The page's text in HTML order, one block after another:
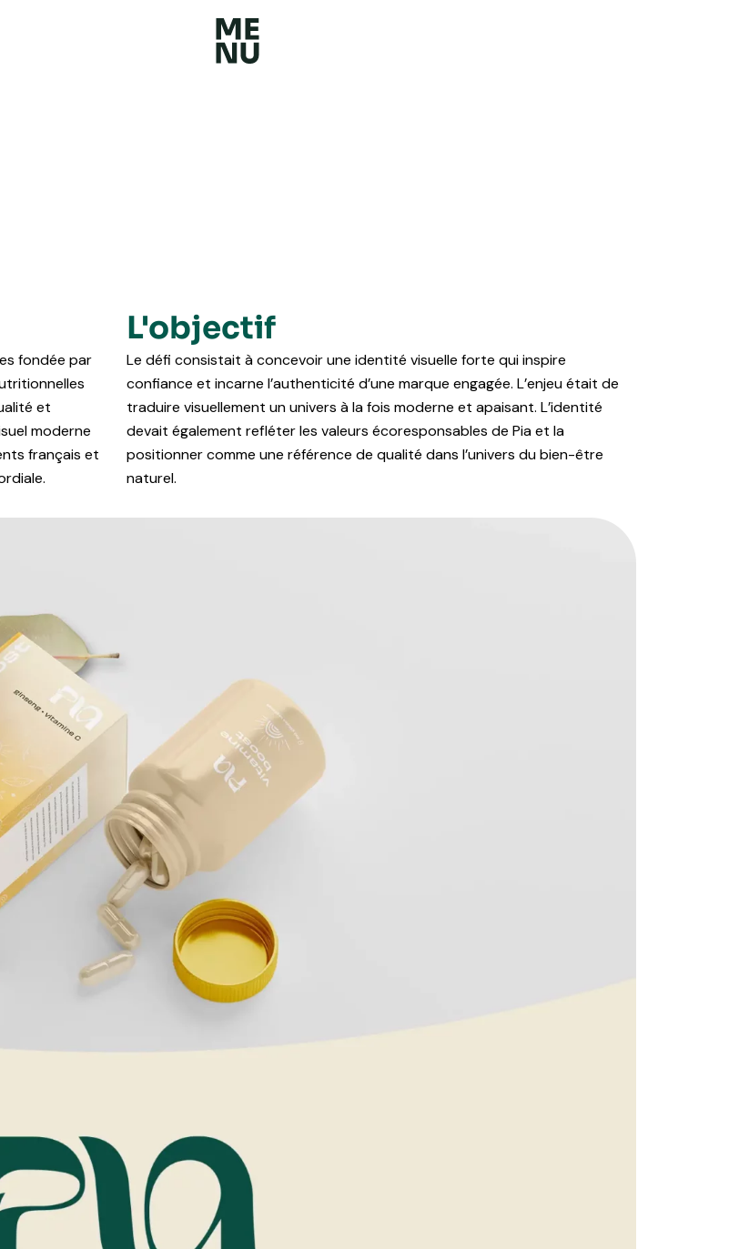
fondée par
et
moderne
français et
L'objectif
Le défi consistait à concevoir une identité visuelle forte qui inspire
confiance et incarne l’authenticité d’une marque engagée. L’enjeu était de
traduire visuellement un univers à la fois moderne et apaisant. L’identité
devait également refléter les valeurs écoresponsables de Pia et la
positionner comme une référence de qualité dans l’univers du bien-être
naturel.